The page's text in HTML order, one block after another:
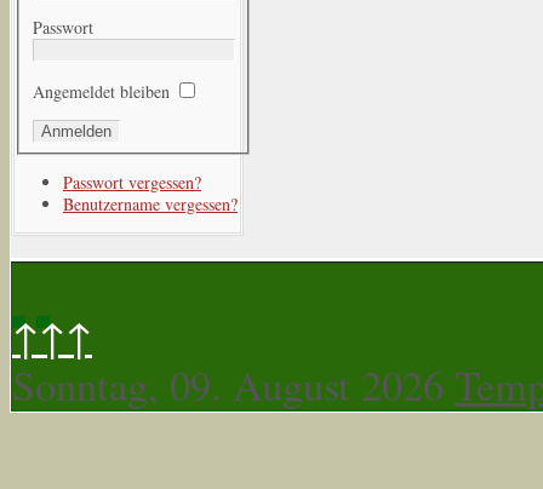
Passwort
Angemeldet bleiben
Passwort vergessen?
Benutzername vergessen?
↑↑↑
Sonntag, 09. August 2026